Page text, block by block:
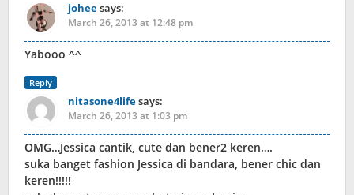
joheesays:
March 26, 2013 at 12:48 pm
Yabooo ^^
Reply
nitasone4lifesays:
March 26, 2013 at 1:03 pm
OMG…Jessica cantik, cute dan bener2 keren….
suka banget fashion Jessica di bandara, bener chic dan
keren!!!!!